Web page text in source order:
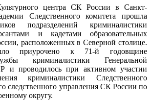
центра СК России в Санкт-
Следственного комитета прошла
подразделений криминалистики
и кадетами образовательных
расположенных в Северной столице.
приурочено к 71-й годовщине
криминалистики Генеральной
и проводилось при активном участии
криминалистики Следственного
следственного управления СК России по
округу.